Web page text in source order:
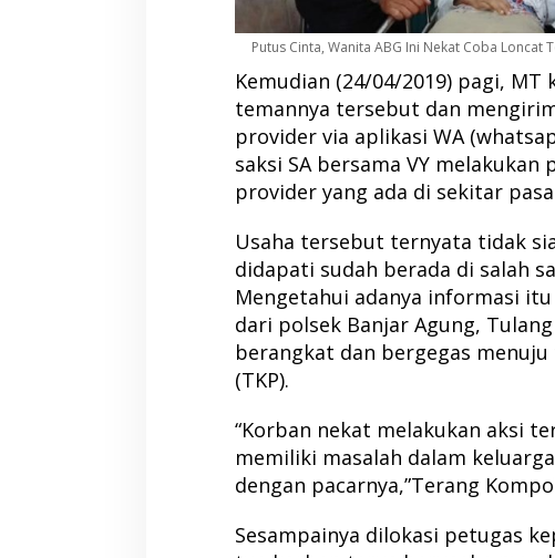
Putus Cinta, Wanita ABG Ini Nekat Coba Loncat
Kemudian (24/04/2019) pagi,
temannya tersebut dan
provider via aplikasi WA
saksi SA bersama VY
provider yang ada di sekitar
Usaha tersebut ternyata tidak
didapati sudah berada di salah
Mengetahui adanya informasi
dari polsek Banjar Agung,
berangkat dan bergegas
(TKP).
“Korban nekat melakukan aksi
memiliki masalah dalam
dengan pacarnya,”Terang
Sesampainya dilokasi petugas